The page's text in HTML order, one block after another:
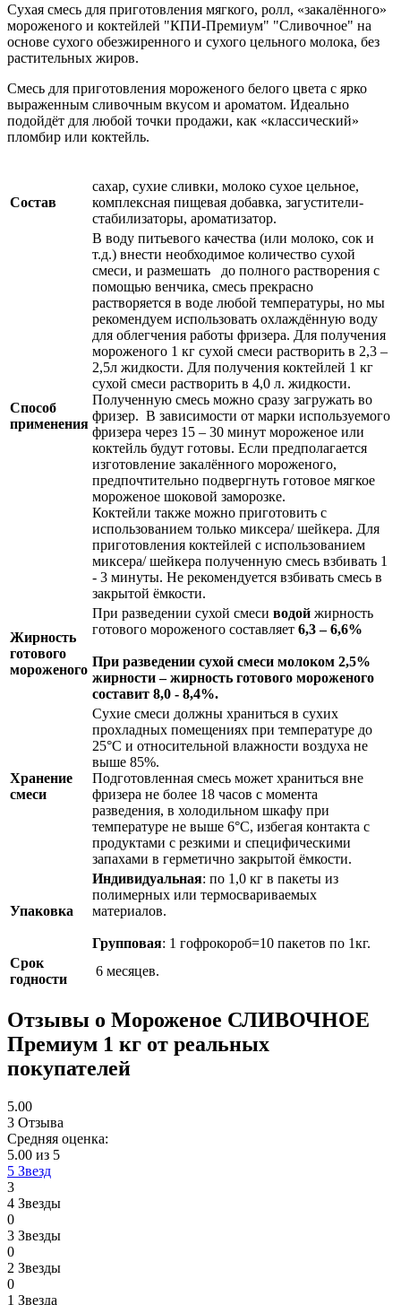
Сухая смесь для приготовления мягкого, ролл, «закалённого»
мороженого и коктейлей "КПИ-Премиум" "Сливочное" на
основе сухого обезжиренного и сухого цельного молока, без
растительных жиров.
Смесь для приготовления мороженого белого цвета с ярко
выраженным сливочным вкусом и ароматом. Идеально
подойдёт для любой точки продажи, как «классический»
пломбир или коктейль.
Состав
сахар, сухие сливки, молоко сухое цельное,
комплексная пищевая добавка, загустители-
стабилизаторы, ароматизатор.
Способ
применения
В воду питьевого качества (или молоко, сок и
т.д.) внести необходимое количество сухой
смеси, и размешать до полного растворения с
помощью венчика, смесь прекрасно
растворяется в воде любой температуры, но мы
рекомендуем использовать охлаждённую воду
для облегчения работы фризера. Для получения
мороженого 1 кг сухой смеси растворить в 2,3 –
2,5л жидкости. Для получения коктейлей 1 кг
сухой смеси растворить в 4,0 л. жидкости.
Полученную смесь можно сразу загружать во
фризер. В зависимости от марки используемого
фризера через 15 – 30 минут мороженое или
коктейль будут готовы. Если предполагается
изготовление закалённого мороженого,
предпочтительно подвергнуть готовое мягкое
мороженое шоковой заморозке.
Коктейли также можно приготовить с
использованием только миксера/ шейкера. Для
приготовления коктейлей с использованием
миксера/ шейкера полученную смесь взбивать 1
- 3 минуты. Не рекомендуется взбивать смесь в
закрытой ёмкости.
Жирность
готового
мороженого
При разведении сухой смеси водой жирность
готового мороженого составляет 6,3 – 6,6%
При разведении сухой смеси молоком 2,5%
жирности – жирность готового мороженого
составит 8,0 - 8,4%.
Хранение
смеси
Сухие смеси должны храниться в сухих
прохладных помещениях при температуре до
25°С и относительной влажности воздуха не
выше 85%.
Подготовленная смесь может храниться вне
фризера не более 18 часов с момента
разведения, в холодильном шкафу при
температуре не выше 6°С, избегая контакта с
продуктами с резкими и специфическими
запахами в герметично закрытой ёмкости.
Упаковка
Индивидуальная: по 1,0 кг в пакеты из
полимерных или термосвариваемых
материалов.
Групповая: 1 гофрокороб=10 пакетов по 1кг.
Срок
годности
6 месяцев.
Отзывы о Мороженое СЛИВОЧНОЕ
Премиум 1 кг от реальных
покупателей
5.00
3 Отзыва
Средняя оценка:
5.00 из 5
5 Звезд
3
4 Звезды
0
3 Звезды
0
2 Звезды
0
1 Звезда